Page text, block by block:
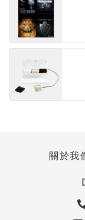
關於我